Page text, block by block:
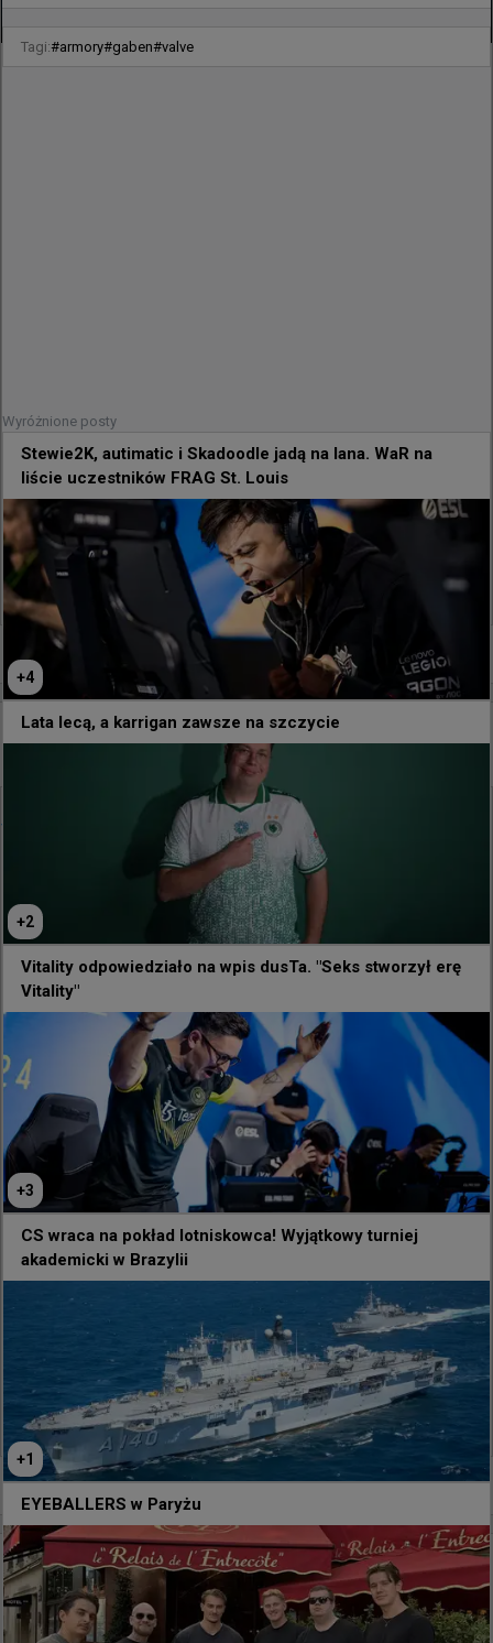
Wyjątkowy turniej akademicki w Brazylii
na tym okręcie. W zeszłym roku na pokładzie
NAM Atlântico odbyły się dwa wydarzenia:
kobiecy turniej Lótus Challenge 2025, w którym
triumfowało MIBR Female, oraz Circuito FERJEE
2025 z pulą 44 tysięcy dolarów, gdzie zespół
Imperial pokonał w finale ODDIK.
#eyeballers TombStone 5 godzin temu
EYEBALLERS
Sheeeeeeesh 🔥
170 6
0
#tip TombStone 5 godzin temu
Mołotow i dymny, które musisz znać grając na
de_mirage
Tagi:#armory#gaben#valve
Wyróżnione posty
Stewie2K, autimatic i Skadoodle jadą na lana. WaR na
liście uczestników FRAG St. Louis
+4
Lata lecą, a karrigan zawsze na szczycie
+2
Vitality odpowiedziało na wpis dusTa. "Seks stworzył erę
Vitality"
+3
CS wraca na pokład lotniskowca! Wyjątkowy turniej
akademicki w Brazylii
+1
EYEBALLERS w Paryżu